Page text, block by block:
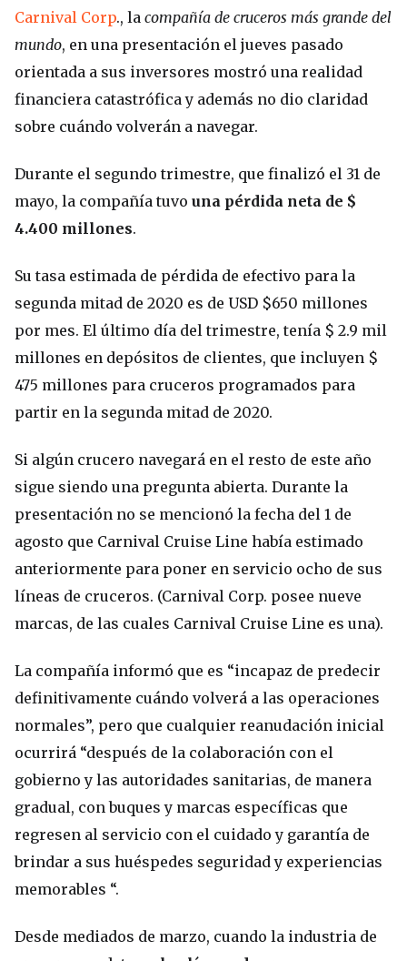
Carnival Corp., la compañía de cruceros más grande del
mundo, en una presentación el jueves pasado
orientada a sus inversores mostró una realidad
financiera catastrófica y además no dio claridad
sobre cuándo volverán a navegar.
Durante el segundo trimestre, que finalizó el 31 de
mayo, la compañía tuvo una pérdida neta de $
4.400 millones.
Su tasa estimada de pérdida de efectivo para la
segunda mitad de 2020 es de USD $650 millones
por mes. El último día del trimestre, tenía $ 2.9 mil
millones en depósitos de clientes, que incluyen $
475 millones para cruceros programados para
partir en la segunda mitad de 2020.
Si algún crucero navegará en el resto de este año
sigue siendo una pregunta abierta. Durante la
presentación no se mencionó la fecha del 1 de
agosto que Carnival Cruise Line había estimado
anteriormente para poner en servicio ocho de sus
líneas de cruceros. (Carnival Corp. posee nueve
marcas, de las cuales Carnival Cruise Line es una).
La compañía informó que es “incapaz de predecir
definitivamente cuándo volverá a las operaciones
normales”, pero que cualquier reanudación inicial
ocurrirá “después de la colaboración con el
gobierno y las autoridades sanitarias, de manera
gradual, con buques y marcas específicas que
regresen al servicio con el cuidado y garantía de
brindar a sus huéspedes seguridad y experiencias
memorables “.
Desde mediados de marzo, cuando la industria de